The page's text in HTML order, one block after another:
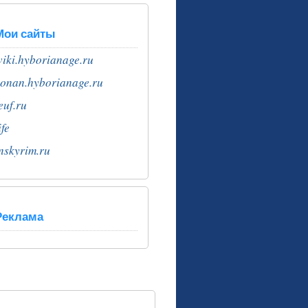
сайты